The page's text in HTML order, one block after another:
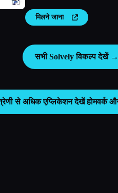
मिलने जाना
सभी Solvely विकल्प देखें →
से अधिक एप्लिकेशन देखेंहोमवर्क